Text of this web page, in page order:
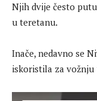
Njih dvije često
u teretanu.
Inače, nedavno se
iskoristila za